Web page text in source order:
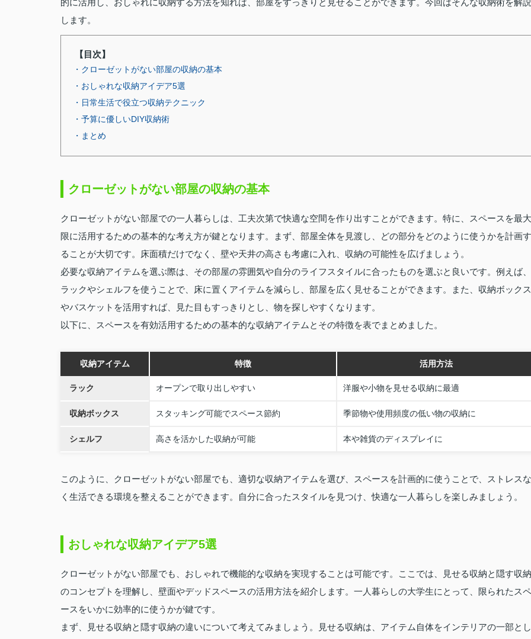
的に活用し、おしゃれに収納する方法を知れば、部屋をすっきりと見せることができます。今回はそんな収納術を解説
します。
【目次】
・クローゼットがない部屋の収納の基本
・おしゃれな収納アイデア5選
・日常生活で役立つ収納テクニック
・予算に優しいDIY収納術
・まとめ
クローゼットがない部屋の収納の基本
クローゼットがない部屋での一人暮らしは、工夫次第で快適な空間を作り出すことができます。特に、スペースを最大
限に活用するための基本的な考え方が鍵となります。まず、部屋全体を見渡し、どの部分をどのように使うかを計画す
ることが大切です。床面積だけでなく、壁や天井の高さも考慮に入れ、収納の可能性を広げましょう。
必要な収納アイテムを選ぶ際は、その部屋の雰囲気や自分のライフスタイルに合ったものを選ぶと良いです。例えば、
ラックやシェルフを使うことで、床に置くアイテムを減らし、部屋を広く見せることができます。また、収納ボックス
やバスケットを活用すれば、見た目もすっきりとし、物を探しやすくなります。
以下に、スペースを有効活用するための基本的な収納アイテムとその特徴を表でまとめました。
収納アイテム 特徴 活用方法
ラック オープンで取り出しやすい 洋服や小物を見せる収納に最適
収納ボックス スタッキング可能でスペース節約 季節物や使用頻度の低い物の収納に
シェルフ 高さを活かした収納が可能 本や雑貨のディスプレイに
このように、クローゼットがない部屋でも、適切な収納アイテムを選び、スペースを計画的に使うことで、ストレスな
く生活できる環境を整えることができます。自分に合ったスタイルを見つけ、快適な一人暮らしを楽しみましょう。
おしゃれな収納アイデア5選
クローゼットがない部屋でも、おしゃれで機能的な収納を実現することは可能です。ここでは、見せる収納と隠す収納
のコンセプトを理解し、壁面やデッドスペースの活用方法を紹介します。一人暮らしの大学生にとって、限られたスペ
ースをいかに効率的に使うかが鍵です。
まず、見せる収納と隠す収納の違いについて考えてみましょう。見せる収納は、アイテム自体をインテリアの一部とし